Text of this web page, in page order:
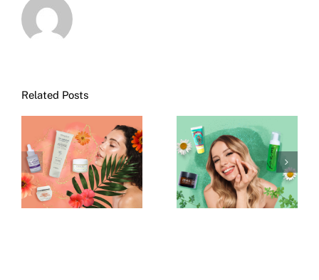
Related Posts
Descubre tu tipo
de piel y cómo
cuidarla de
manera
correcta
Tu rutina de
skincare en 3
sencillos pasos